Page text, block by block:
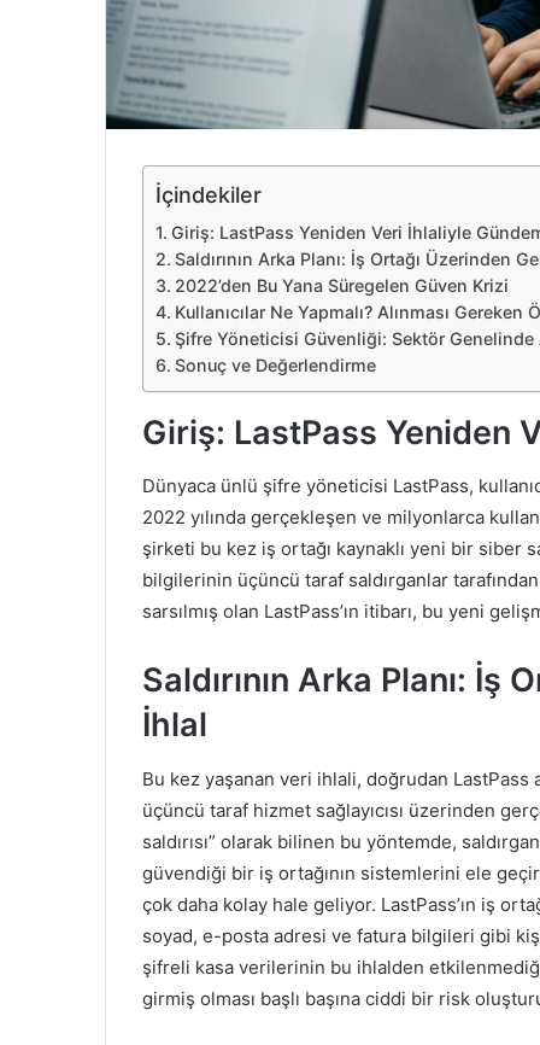
k
İçindekiler
Giriş: LastPass Yeniden Veri İhlaliyle
Saldırının Arka Planı: İş Ortağı Üzerinden
2022’den Bu Yana Süregelen Güven Krizi
Kullanıcılar Ne Yapmalı? Alınması Gereken
Şifre Yöneticisi Güvenliği: Sektör Genelinde
Sonuç ve Değerlendirme
Giriş: LastPass Yeniden
Dünyaca ünlü şifre yöneticisi LastPass,
2022 yılında gerçekleşen ve milyonlarca
şirketi bu kez iş ortağı kaynaklı yeni bir siber
bilgilerinin üçüncü taraf saldırganlar
sarsılmış olan LastPass’ın itibarı, bu yeni
Saldırının Arka Planı: İş
İhlal
Bu kez yaşanan veri ihlali, doğrudan LastPass
üçüncü taraf hizmet sağlayıcısı üzerinden
saldırısı” olarak bilinen bu yöntemde,
güvendiği bir iş ortağının sistemlerini ele
çok daha kolay hale geliyor. LastPass’ın iş
soyad, e-posta adresi ve fatura bilgileri gibi
şifreli kasa verilerinin bu ihlalden
girmiş olması başlı başına ciddi bir risk